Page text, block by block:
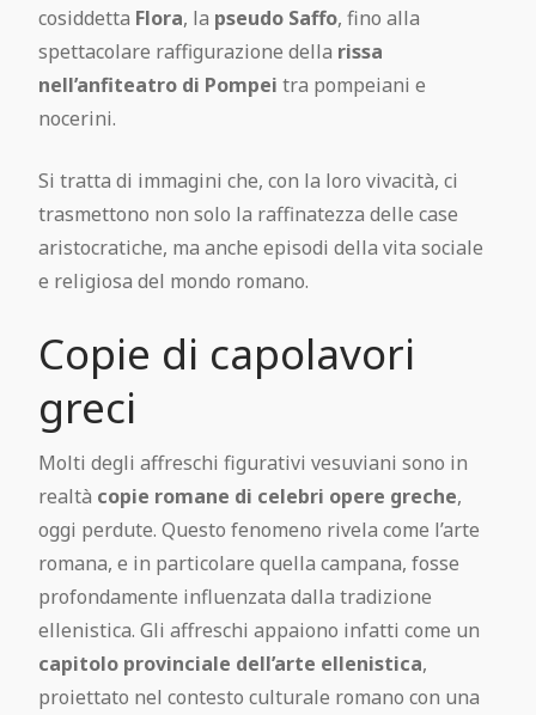
cosiddetta Flora, la pseudo Saffo, fino alla
spettacolare raffigurazione della rissa
nell’anfiteatro di Pompei tra pompeiani e
nocerini.
Si tratta di immagini che, con la loro vivacità, ci
trasmettono non solo la raffinatezza delle case
aristocratiche, ma anche episodi della vita sociale
e religiosa del mondo romano.
Copie di capolavori
greci
Molti degli affreschi figurativi vesuviani sono in
realtà copie romane di celebri opere greche,
oggi perdute. Questo fenomeno rivela come l’arte
romana, e in particolare quella campana, fosse
profondamente influenzata dalla tradizione
ellenistica. Gli affreschi appaiono infatti come un
capitolo provinciale dell’arte ellenistica,
proiettato nel contesto culturale romano con una